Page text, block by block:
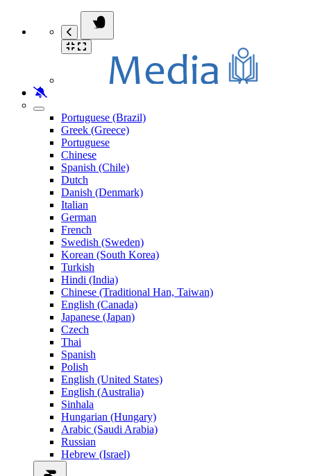
Portuguese (Brazil)
Greek (Greece)
Portuguese
Chinese
Spanish (Chile)
Dutch
Danish (Denmark)
Italian
German
French
Swedish (Sweden)
Korean (South Korea)
Turkish
Hindi (India)
Chinese (Traditional Han, Taiwan)
English (Canada)
Japanese (Japan)
Czech
Thai
Spanish
Polish
English (United States)
English (Australia)
Sinhala
Hungarian (Hungary)
Arabic (Saudi Arabia)
Russian
Hebrew (Israel)